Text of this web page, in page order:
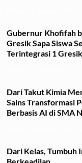
Gubernur Khofifah
Gresik Sapa Siswa
Terintegrasi 1 Gresik
Dari Takut Kimia
Sains Transformasi
Berbasis AI di SMA
Dari Kelas, Tumbuh